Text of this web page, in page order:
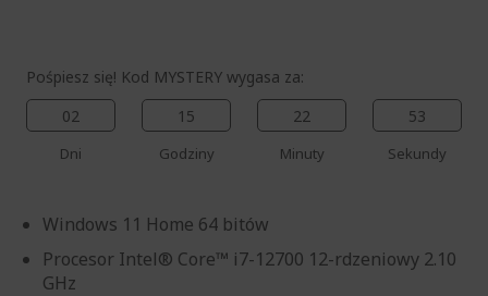
Pośpiesz się! Kod MYSTERY wygasa za:
02
Dni
15
Godziny
22
Minuty
52
Sekundy
Windows 11 Home 64 bitów
Procesor Intel® Core™ i7-12700 12-rdzeniowy 2.10
GHz